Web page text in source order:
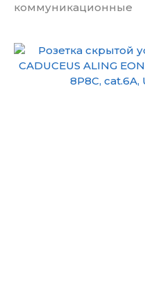
коммуникационные